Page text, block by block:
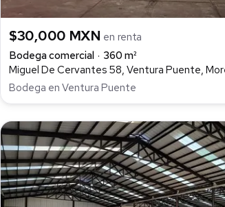
$30,000 MXN en renta
Bodega comercial
360 m²
Miguel De Cervantes 58, Ventura Puente,
Bodega en Ventura Puente